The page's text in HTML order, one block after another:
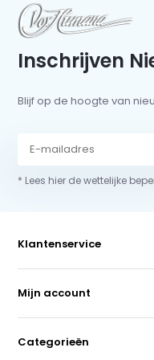
Inschrijven
Blijf op de hoogte van
* Lees hier de wettelijke
Klantenservice
Mijn account
Categorieën